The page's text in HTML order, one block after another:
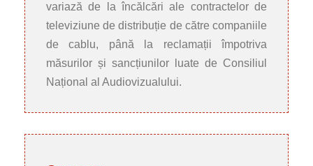
variază de la încălcări ale contractelor de
televiziune de distribuție de către companiile
de cablu, până la reclamații împotriva
măsurilor și sancțiunilor luate de Consiliul
Național al Audiovizualului.